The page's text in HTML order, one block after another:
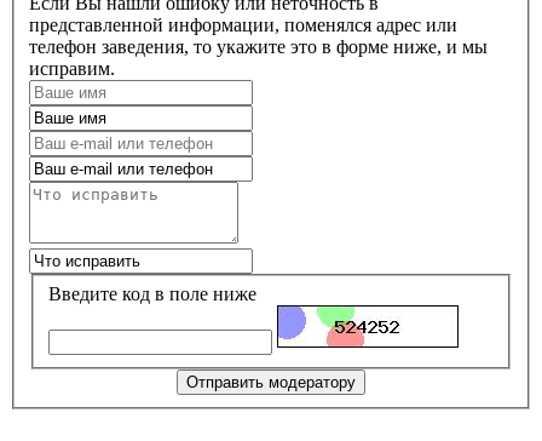
представленной информации, поменялся адрес или
телефон заведения, то укажите это в форме ниже, и мы
исправим.
Введите код в поле ниже
Отправить модератору